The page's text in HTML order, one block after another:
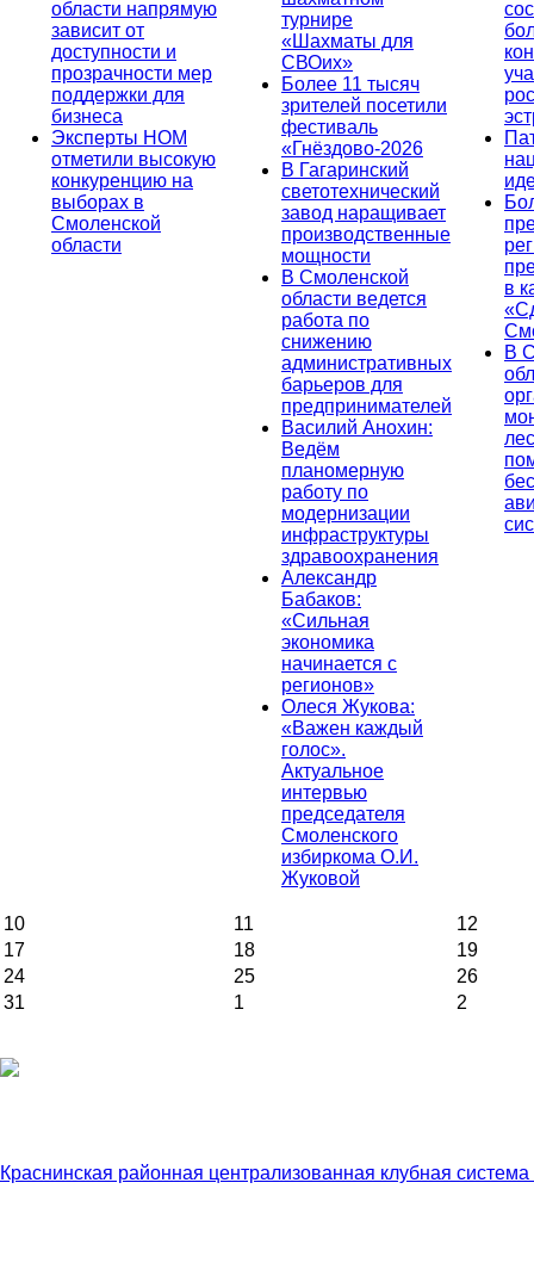
области напрямую
зависит от
доступности и
прозрачности мер
поддержки для
бизнеса
Эксперты НОМ
отметили высокую
конкуренцию на
выборах в
Смоленской
области
турнире
«Шахматы для
СВОих»
Более 11 тысяч
зрителей посетили
фестиваль
«Гнёздово-2026
В Гагаринский
светотехнический
завод наращивает
производственные
мощности
В Смоленской
области ведется
работа по
снижению
административных
барьеров для
предпринимателей
Василий Анохин:
Ведём
планомерную
работу по
модернизации
инфраструктуры
здравоохранения
Александр
Бабаков:
«Сильная
экономика
начинается с
регионов»
Олеся Жукова:
«Важен каждый
голос».
Актуальное
интервью
председателя
Смоленского
избиркома О.И.
Жуковой
в
В
10 11
12
17
18
19
24
25
26
31
1 2
Краснинская районная централизованная клубная